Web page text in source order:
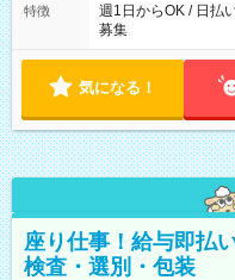
特徴
週1日からOK / 日払
募集
気になる！
座り仕事！給与即払
検査・選別・包装